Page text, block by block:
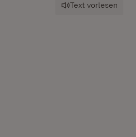
Text vorlesen